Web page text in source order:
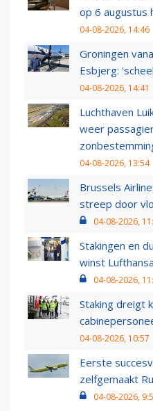
op 6 augustus
04-08-2026, 14:46
Groningen
Esbjerg:
04-08-2026, 14:41
Luchthaven
weer
04-08-2026, 13:54
Brussels
streep door
04-08-2026,
Stakingen en
winst
04-08-2026,
Staking dreigt
04-08-2026, 10:57
Eerste
zelfgemaakt
04-08-2026,